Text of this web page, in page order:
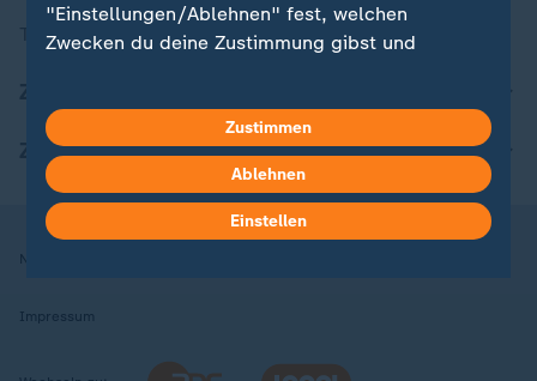
Themen im Überblick
ZDFheute Apps
Nutzungsbedingungen
Impressum
"Einstellungen/Ablehnen" fest, welchen
Zwecken du deine Zustimmung gibst und
in deinen Einstellungen widerrufen oder ändern.
Hier findest du das Impressum.
Weitere Informationen findest du in unserer
Datenschutzerklärung.
Zustimmen
Ablehnen
Einstellen